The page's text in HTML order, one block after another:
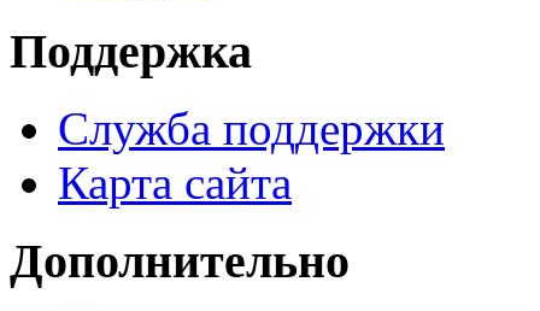
Поддержка
Служба поддержки
Карта сайта
Дополнительно